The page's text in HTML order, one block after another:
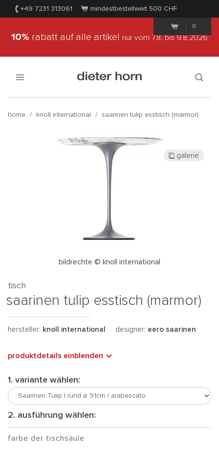
+49 7231 313061 mindestbestellwert 500 CHF
0
10% rabatt auf alle artikel nur vom 7.8.bis 9.8.2026
home / knoll international / saarinen tulip esstisch (marmor)
bildrechte © knoll international
galerie
tisch
saarinen tulip esstisch (marmor)
hersteller: knoll international designer: eero saarinen
produktdetails einblenden
1. variante wählen:
2. ausführung wählen:
farbe der tischsäule